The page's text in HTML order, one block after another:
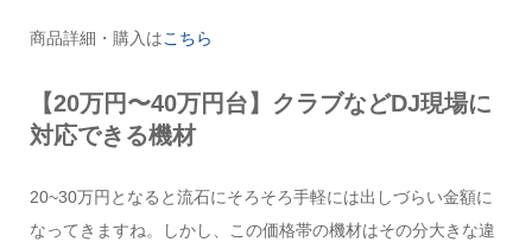
商品詳細・購入はこちら
【20万円〜40万円台】クラブなどDJ現場に
対応できる機材
20~30万円となると流石にそろそろ手軽には出しづらい金額に
なってきますね。しかし、この価格帯の機材はその分大きな違